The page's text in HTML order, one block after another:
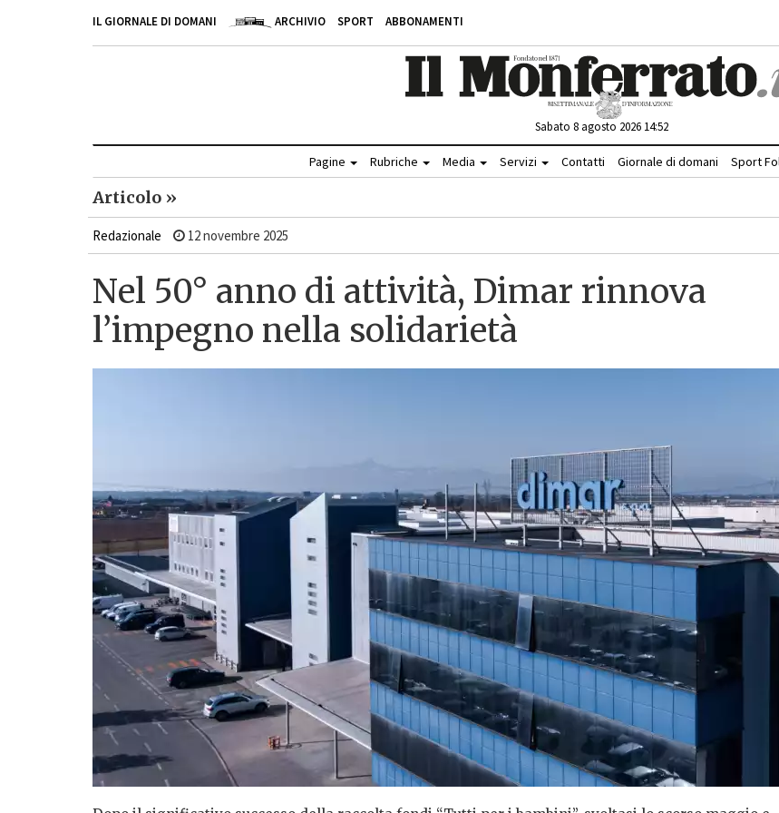
IL GIORNALE DI DOMANI ARCHIVIO SPORT ABBONAMENTI
Sabato 8 agosto 2026 14:52
Pagine Rubriche Media Servizi Contatti Giornale di domani Sport
Articolo »
Redazionale 12 novembre 2025
Nel 50° anno di attività, Dimar rinnova
l’impegno nella solidarietà